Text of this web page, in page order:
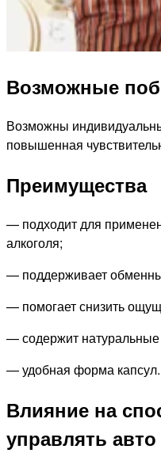
Возможные
Возможны
повышенная
Преимущества
— подходит для
алкоголя;
— поддерживает
— помогает снизить
— содержит
— удобная форма капсул.
Влияние на
управлять